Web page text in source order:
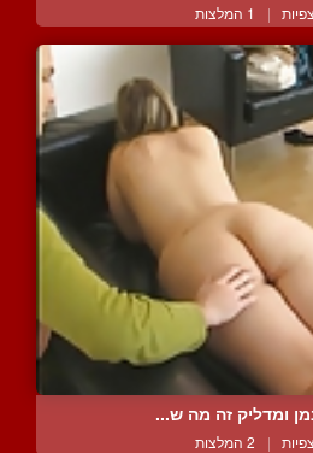
| 1 המלצות
ומדליק זה מה ש...
| 2 המלצות